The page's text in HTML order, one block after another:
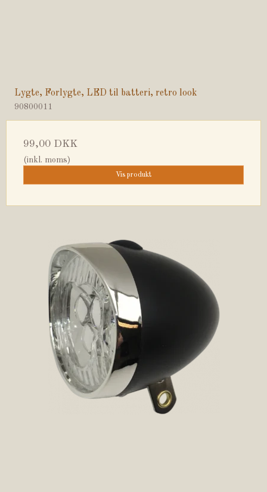
Lygte, Forlygte, LED til batteri, retro look
90800011
99,00 DKK
(inkl. moms)
Vis produkt